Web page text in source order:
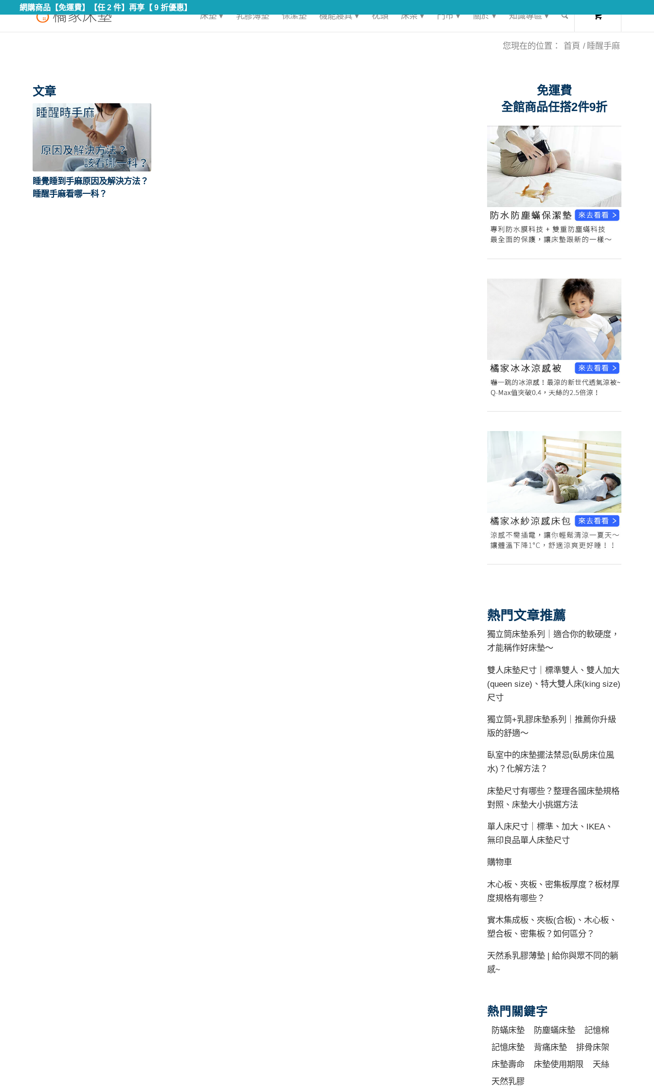
網購商品【免運費】【任 2 件】再享【 9 折優惠】
床墊 ▾ 乳膠薄墊 保潔墊 機能寢具 ▾ 枕頭 床架 ▾ 門市 ▾ 關於 ▾ 知識專區 ▾
您現在的位置： 首頁 / 睡醒手麻
文章
睡覺睡到手麻原因及解決方法？
睡醒手麻看哪一科？
免運費
全館商品任搭2件9折
熱門文章推薦
獨立筒床墊系列｜適合你的軟硬度，
才能稱作好床墊～
雙人床墊尺寸｜標準雙人、雙人加大
(queen size)、特大雙人床(king size)
尺寸
獨立筒+乳膠床墊系列｜推薦你升級
版的舒適～
臥室中的床墊擺法禁忌(臥房床位風
水)？化解方法？
床墊尺寸有哪些？整理各國床墊規格
對照、床墊大小挑選方法
單人床尺寸｜標準、加大、IKEA、
無印良品單人床墊尺寸
購物車
木心板、夾板、密集板厚度？板材厚
度規格有哪些？
實木集成板、夾板(合板)、木心板、
塑合板、密集板？如何區分？
天然系乳膠薄墊 | 給你與眾不同的躺
感~
熱門關鍵字
防蟎床墊 防塵蟎床墊
記憶棉
記憶床墊
背痛床墊
排骨床架
床墊壽命
床墊使用期限
天絲
天然乳膠